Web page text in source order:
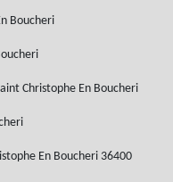
Boucheri
Christophe En Boucheri
En Boucheri 36400